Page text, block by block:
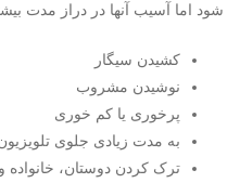
شود اما آسیب آنها در دراز مدت
کشیدن سیگار
نوشیدن مشروب
پرخوری یا کم خوری
به مدت زیادی جلوی
ترک کردن دوستان، خانواده